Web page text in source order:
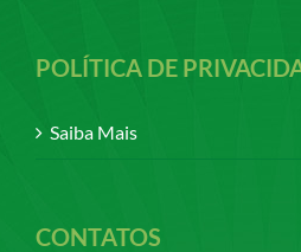
POLÍTICA DE
Saiba Mais
CONTATOS